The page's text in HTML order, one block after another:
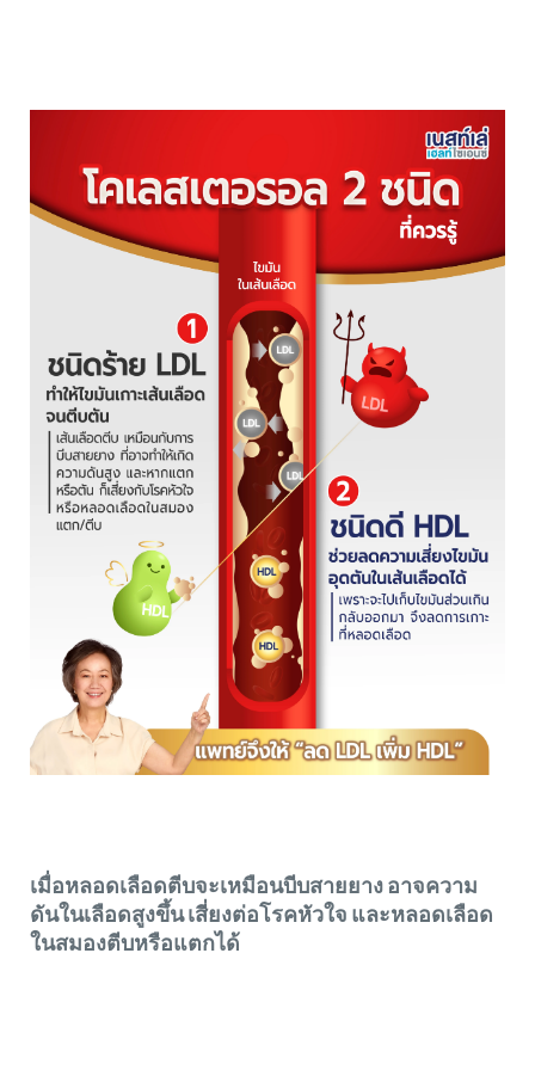
เมื่อหลอดเลือดตีบจะเหมือนบีบสายยาง อาจความ
ดันในเลือดสูงขึ้น เสี่ยงต่อโรคหัวใจ และหลอดเลือด
ในสมองตีบหรือแตกได้